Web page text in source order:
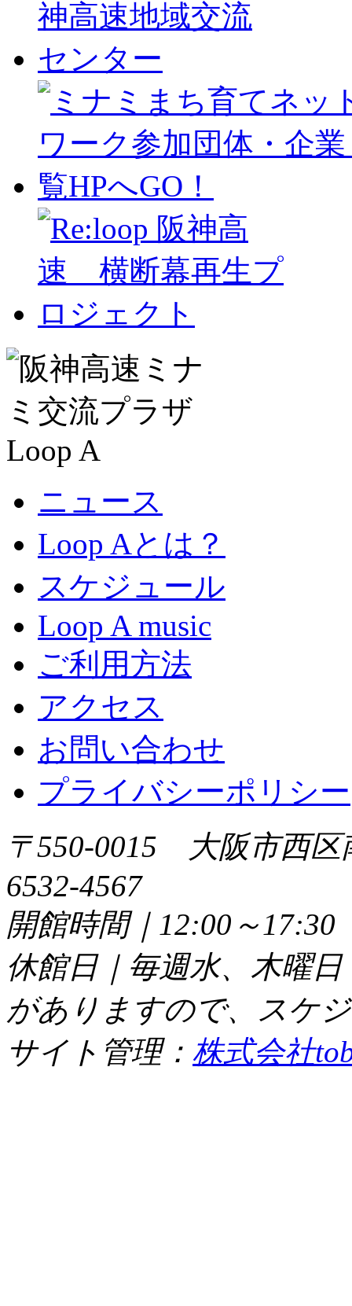
ニュース
Loop Aとは？
スケジュール
Loop A music
ご利用方法
アクセス
お問い合わせ
プライバシーポリシー
〒550-0015 大阪市西
6532-4567
開館時間｜12:00～
休館日｜毎週水、木曜
がありますので、スケ
サイト管理： 株式会社